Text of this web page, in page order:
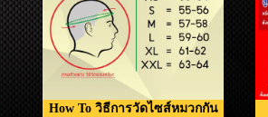
How To วิธีการวัดไซส์หมวกกัน